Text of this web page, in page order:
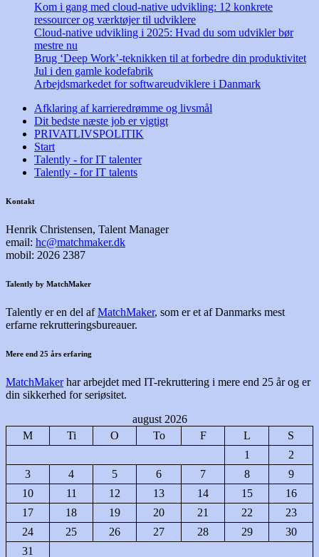
Kom i gang med cloud-native udvikling: 12 konkrete
ressourcer og værktøjer til udviklere
Cloud-native udvikling i 2025: Hvad du som udvikler bør
mestre nu
Brug ‘Deep Work’-teknikken til at forbedre din produktivitet
Jul i den gamle kodefabrik
Arbejdsmarkedet for softwareudviklere i Danmark
Afklaring af karrieredrømme og livsmål
Dit bedste næste job er vigtigt
PRIVATLIVSPOLITIK
Start
Talently - for IT talenter
Talently - for IT talents
Kontakt
Henrik Christensen, Talent Manager
email: hc@matchmaker.dk
mobil: 2026 2387
Talently by MatchMaker
Talently er en del afMatchMaker, som er et af Danmarks mest
erfarne rekrutteringsbureauer.
Mere end 25 års erfaring
MatchMakerhar arbejdet med IT-rekruttering i mere end 25 år og er
din sikkerhed for seriøsitet.
august 2026
M
Ti O To F L
S
1
2
3
4 5 6 7 8
9
10
11 12 13 14 15
16
17
18 19 20 21 22
23
24
25 26 27 28 29
30
31